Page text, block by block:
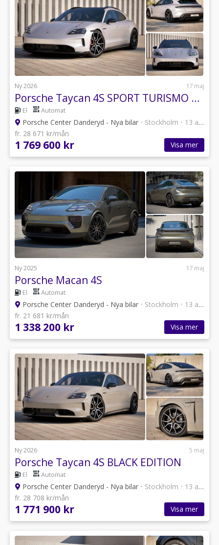
Ny 2026 17 maj
Porsche Taycan 4S SPORT TURISMO BLACK EDITI
El Automat
Porsche Center Danderyd - Nya bilar • Stockholm • 13 annonser
fr. 28 671 kr/mån
1 769 600 kr Visa mer
Ny 2025 17 maj
Porsche Macan 4S
El Automat
Porsche Center Danderyd - Nya bilar • Stockholm • 13 annonser
fr. 21 681 kr/mån
1 338 200 kr Visa mer
Ny 2026 5 maj
Porsche Taycan 4S BLACK EDITION
El Automat
Porsche Center Danderyd - Nya bilar • Stockholm • 13 annonser
fr. 28 708 kr/mån
1 771 900 kr Visa mer